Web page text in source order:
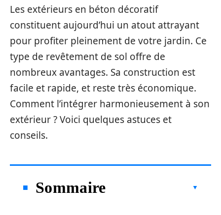
Les extérieurs en béton décoratif
constituent aujourd’hui un atout attrayant
pour profiter pleinement de votre jardin. Ce
type de revêtement de sol offre de
nombreux avantages. Sa construction est
facile et rapide, et reste très économique.
Comment l’intégrer harmonieusement à son
extérieur ? Voici quelques astuces et
conseils.
Sommaire